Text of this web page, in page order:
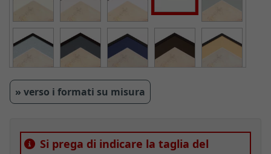
» verso i formati su misura
Si prega di indicare la taglia del